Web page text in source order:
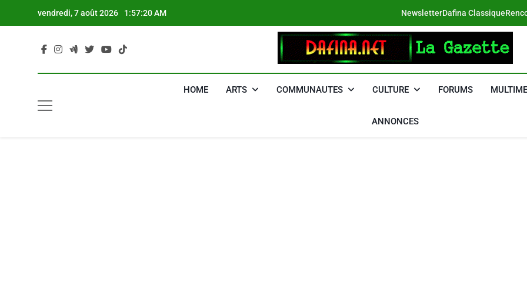
vendredi, 7 août 2026 1:57:21 AM NewsletterDafina Classique
DAFINA
HOME ARTS COMMUNAUTES CULTURE FORUMS
ANNONCES